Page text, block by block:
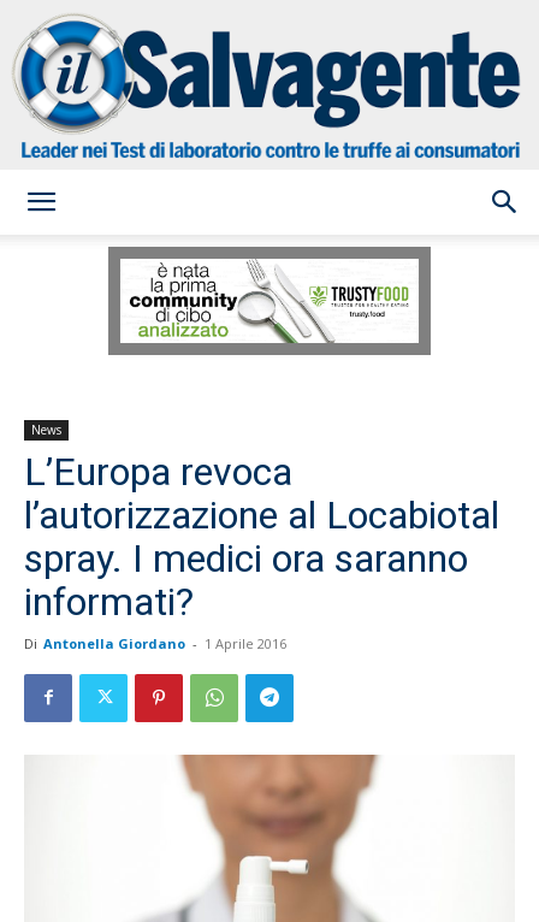
Salvagente
News
L’Europa revoca
l’autorizzazione al Locabiotal
spray. I medici ora saranno
informati?
Di Antonella Giordano - 1 Aprile 2016